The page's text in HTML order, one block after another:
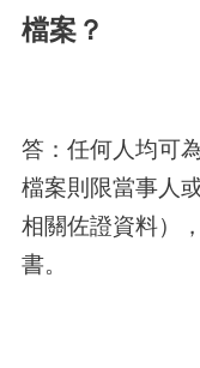
檔案？
答：任何人均可
檔案則限當事人
相關佐證資料）
書。